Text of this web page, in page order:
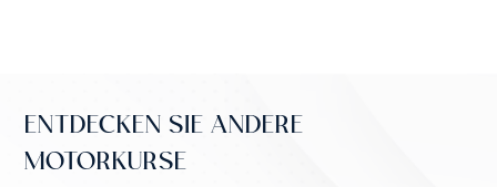
ENTDECKEN SIE ANDERE
MOTORKURSE